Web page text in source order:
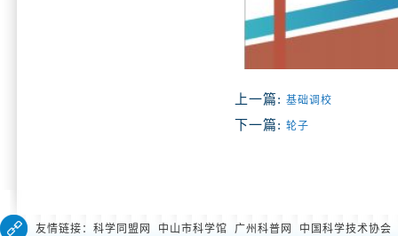
上一篇: 基础调校
下一篇: 轮子
友情链接：科学同盟网 中山市科学馆 广州科普网 中国科学技术协